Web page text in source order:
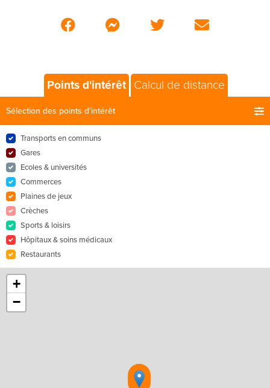
Points d'intérêt Calcul de distance
Sélection des points d'intérêt
Transports en communs
Gares
Ecoles & universités
Commerces
Plaines de jeux
Crèches
Sports & loisirs
Hôpitaux & soins médicaux
Restaurants
+
−